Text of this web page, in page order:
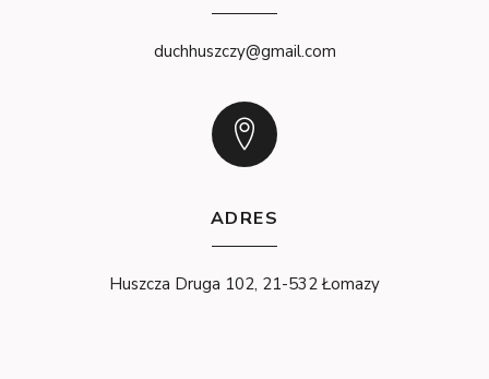
duchhuszczy@gmail.com
ADRES
Huszcza Druga 102, 21-532 Łomazy